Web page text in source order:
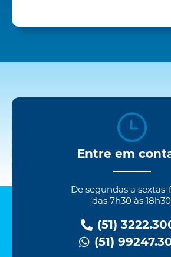
Entre em
De segundas a sextas-
das 7h30 às
(51)
(51)